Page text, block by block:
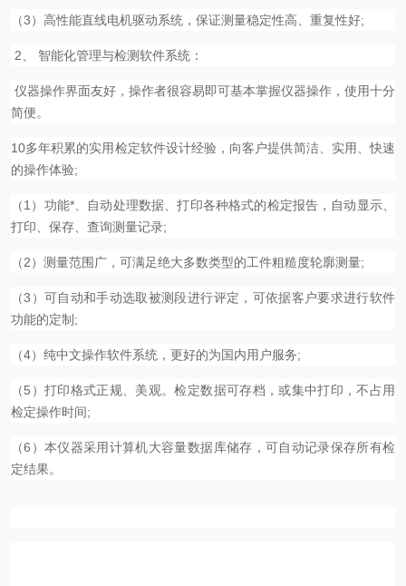
（3）高性能直线电机驱动系统，保证测量稳定性高、重复性好;
2、 智能化管理与检测软件系统：
仪器操作界面友好，操作者很容易即可基本掌握仪器操作，使用十分
简便。
10多年积累的实用检定软件设计经验，向客户提供简洁、实用、快速
的操作体验;
（1）功能*、自动处理数据、打印各种格式的检定报告，自动显示、
打印、保存、查询测量记录;
（2）测量范围广，可满足绝大多数类型的工件粗糙度轮廓测量;
（3）可自动和手动选取被测段进行评定，可依据客户要求进行软件
功能的定制;
（4）纯中文操作软件系统，更好的为国内用户服务;
（5）打印格式正规、美观。检定数据可存档，或集中打印，不占用
检定操作时间;
（6）本仪器采用计算机大容量数据库储存，可自动记录保存所有检
定结果。